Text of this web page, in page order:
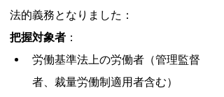
法的義務となりました：
把握対象者 ：
労働基準法上の労働者（管理監督
者、裁量労働制適用者含む）